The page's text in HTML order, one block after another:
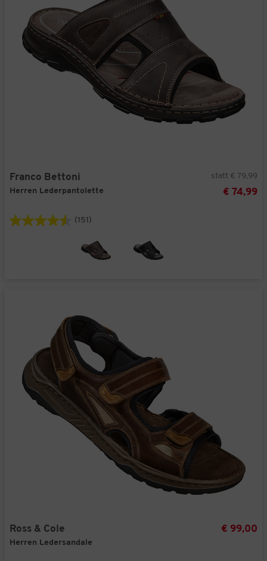
Franco Bettoni
Herren Lederpantolette
statt € 79,99
€ 74,99
(151)
Ross & Cole
Herren Ledersandale
€ 99,00